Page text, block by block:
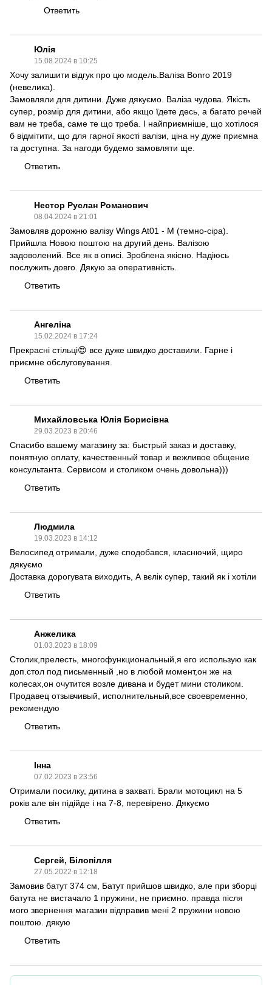
Ответить
Юлія
15.08.2024 в 10:25
Хочу залишити відгук про цю модель.Валіза Bonro 2019
(невелика).
Замовляли для дитини. Дуже дякуємо. Валіза чудова. Якість
супер, розмір для дитини, або якщо їдете десь, а багато речей
вам не треба, саме те що треба. І найприємніше, що хотілося
б відмітити, що для гарної якості валізи, ціна ну дуже приємна
та доступна. За нагоди будемо замовляти ще.
Ответить
Нестор Руслан Романович
08.04.2024 в 21:01
Замовляв дорожню валізу Wings At01 - M (темно-сіра).
Прийшла Новою поштою на другий день. Валізою
задоволений. Все як в описі. Зроблена якісно. Надіюсь
послужить довго. Дякую за оперативність.
Ответить
Ангеліна
15.02.2024 в 17:24
Прекрасні стільці😍 все дуже швидко доставили. Гарне і
приємне обслуговування.
Ответить
Михайловська Юлія Борисівна
29.03.2023 в 20:46
Спасибо вашему магазину за: быстрый заказ и доставку,
понятную оплату, качественный товар и вежливое общение
консультанта. Сервисом и столиком очень довольна)))
Ответить
Людмила
19.03.2023 в 14:12
Велосипед отримали, дуже сподобався, класнючий, щиро
дякуємо
Доставка дорогувата виходить, А вєлік супер, такий як і хотіли
Ответить
Анжелика
01.03.2023 в 18:09
Столик,прелесть , многофункциональный,я его использую как
доп.стол под письменный ,но в любой момент,он же на
колесах,он очутится возле дивана и будет мини столиком.
Продавец отзывчивый, исполнительный,все своевременно,
рекомендую
Ответить
Інна
07.02.2023 в 23:56
Отримали посилку, дитина в захваті. Брали мотоцикл на 5
років але він підійде і на 7-8, перевірено. Дякуємо
Ответить
Сергей, Білопілля
27.05.2022 в 12:18
Замовив батут 374 см, Батут прийшов швидко, але при зборці
батута не вистачало 1 пружини, не приємно. правда після
мого звернення магазин відправив мені 2 пружини новою
поштою. дякую
Ответить